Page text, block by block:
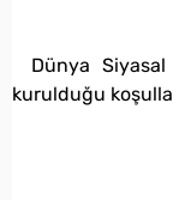
Dünya
kurulduğu